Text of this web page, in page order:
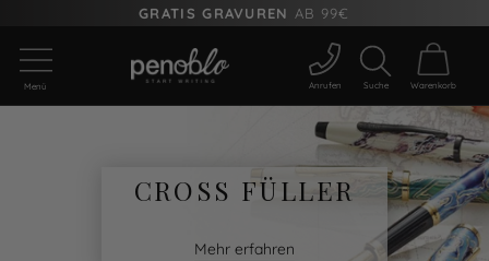
GRATIS GRAVUREN AB 99€
Menü Anrufen Suche Warenkorb
CROSS FÜLLER
Mehr erfahren